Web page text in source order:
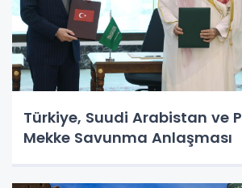
Türkiye, Suudi Arabistan ve
Mekke Savunma Anlaşması